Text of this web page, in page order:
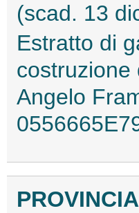
(scad. 13
Estratto di
costruzione
Angelo